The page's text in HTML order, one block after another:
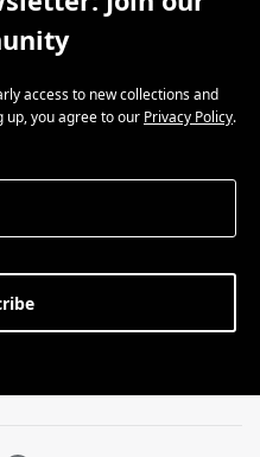
access to new collections and
up, you agree to our Privacy Policy.